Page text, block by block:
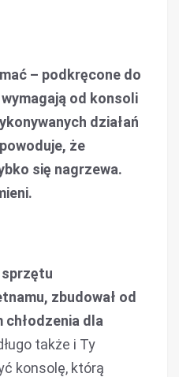
– podkręcone do
od konsoli
działań
że
się nagrzewa.
zbudował od
dla
także i Ty
konsolę, którą